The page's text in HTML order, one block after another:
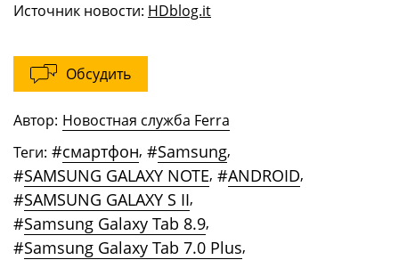
Источник новости: HDblog.it
Обсудить
Автор: Новостная служба Ferra
Теги: #смартфон, #Samsung,
#SAMSUNG GALAXY NOTE, #ANDROID,
#SAMSUNG GALAXY S II,
#Samsung Galaxy Tab 8.9,
#Samsung Galaxy Tab 7.0 Plus,